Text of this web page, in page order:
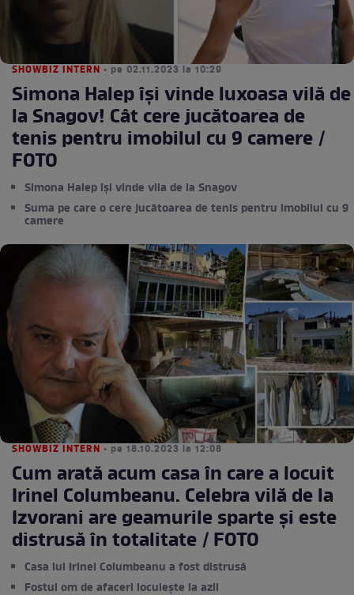
SHOWBIZ INTERN • pe 02.11.2023 la 10:29
Simona Halep își vinde luxoasa vilă de
la Snagov! Cât cere jucătoarea de
tenis pentru imobilul cu 9 camere /
FOTO
Simona Halep își vinde vila de la Snagov
Suma pe care o cere jucătoarea de tenis pentru imobilul cu 9
camere
SHOWBIZ INTERN • pe 18.10.2023 la 12:08
Cum arată acum casa în care a locuit
Irinel Columbeanu. Celebra vilă de la
Izvorani are geamurile sparte și este
distrusă în totalitate / FOTO
Casa lui Irinel Columbeanu a fost distrusă
Fostul om de afaceri locuiește la azil